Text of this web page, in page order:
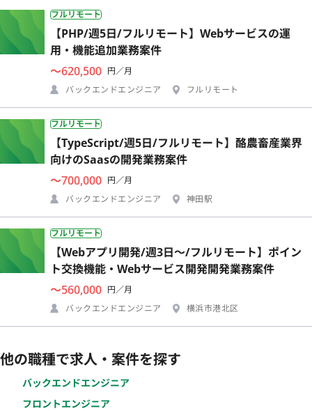
フルリモート
【PHP/週5日/フルリモート】Webサービスの運
用・機能追加業務案件
〜620,500 円／月
バックエンドエンジニア
フルリモート
フルリモート
【TypeScript/週5日/フルリモート】酪農畜産業界
向けのSaasの開発業務案件
〜700,000 円／月
バックエンドエンジニア
神田駅
フルリモート
【Webアプリ開発/週3日〜/フルリモート】ポイン
ト交換機能・Webサービス開発開発業務案件
〜560,000 円／月
バックエンドエンジニア
横浜市港北区
他の職種で求人・案件を探す
バックエンドエンジニア
フロントエンジニア